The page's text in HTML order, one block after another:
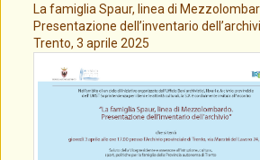
La famiglia Spaur, linea di
Presentazione dell’inventario
Trento, 3 aprile 2025